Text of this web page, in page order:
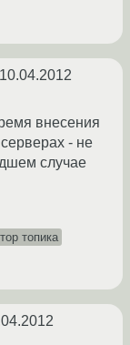
10.04.2012
внесения
- не
случае
топика